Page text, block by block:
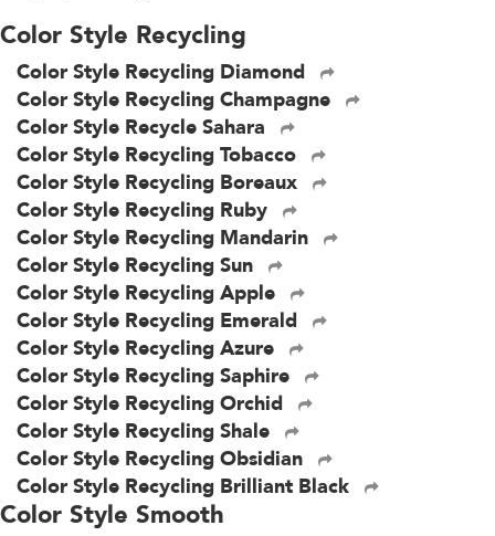
Color Style Recycling
Color Style Recycling Diamond
Color Style Recycling Champagne
Color Style Recycle Sahara
Color Style Recycling Tobacco
Color Style Recycling Boreaux
Color Style Recycling Ruby
Color Style Recycling Mandarin
Color Style Recycling Sun
Color Style Recycling Apple
Color Style Recycling Emerald
Color Style Recycling Azure
Color Style Recycling Saphire
Color Style Recycling Orchid
Color Style Recycling Shale
Color Style Recycling Obsidian
Color Style Recycling Brilliant Black
Color Style Smooth